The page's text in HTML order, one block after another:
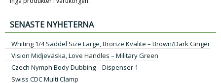
SENASTE NYHETERNA
Whiting 1/4 Saddel Size Large, Bronze Kvalite – Brown/Dark Ginger
Vision Midjeväska, Love Handles – Military Green
Czech Nymph Body Dubbing – Dispenser 1
Swiss CDC Multi Clamp